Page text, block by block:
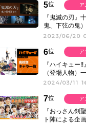
5位
『鬼滅の刃』
鬼、下弦の鬼
紹介＆解説（
2023/06/20
ア
6位
『ハイキュー
（登場人物）
2024/03/11
ア
7位
『おっさん剣
ト陣による企
ア